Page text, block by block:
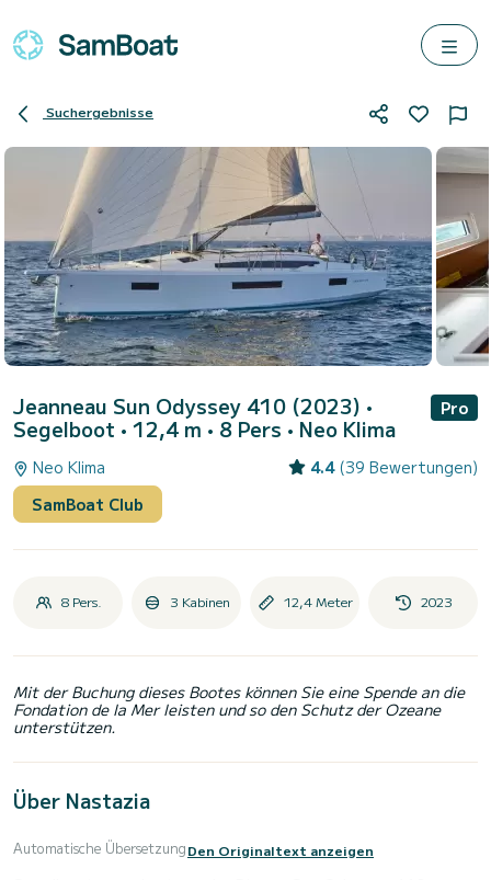
Suchergebnisse
Jeanneau Sun Odyssey 410 (2023) •
Segelboot • 12,4 m • 8 Pers • Neo Klima
Pro
Neo Klima 4.4 (39 Bewertungen)
SamBoat Club
8 Pers. 3 Kabinen 12,4 Meter 2023
Mit der Buchung dieses Bootes können Sie eine Spende an die
Fondation de la Mer leisten und so den Schutz der Ozeane
unterstützen.
Über Nastazia
Automatische ÜbersetzungDen Originaltext anzeigen